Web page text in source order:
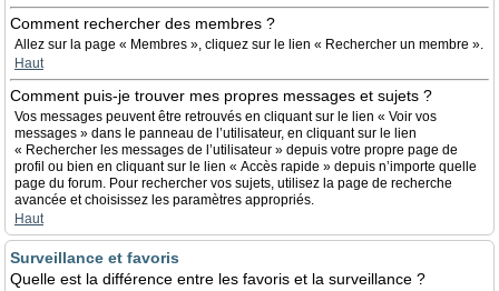
Comment rechercher des membres ?
Allez sur la page « Membres », cliquez sur le lien « Rechercher un membre ».
Haut
Comment puis-je trouver mes propres messages et sujets ?
Vos messages peuvent être retrouvés en cliquant sur le lien « Voir vos
messages » dans le panneau de l’utilisateur, en cliquant sur le lien
« Rechercher les messages de l’utilisateur » depuis votre propre page de
profil ou bien en cliquant sur le lien « Accès rapide » depuis n’importe quelle
page du forum. Pour rechercher vos sujets, utilisez la page de recherche
avancée et choisissez les paramètres appropriés.
Haut
Surveillance et favoris
Quelle est la différence entre les favoris et la surveillance ?